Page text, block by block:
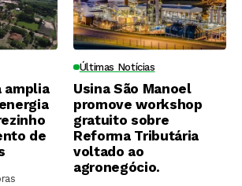
amplia
de
Últimas Notícias
Usina São Manoel
promove workshop
gratuito sobre
Reforma Tributária
voltado ao
agronegócio.